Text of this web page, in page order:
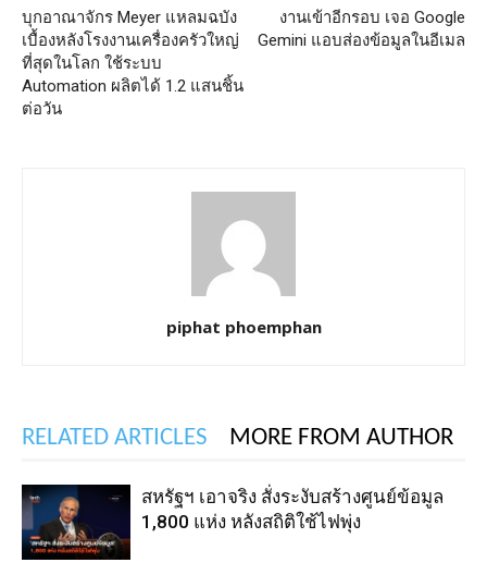
บุกอาณาจักร Meyer แหลมฉบัง
เบื้องหลังโรงงานเครื่องครัวใหญ่
ที่สุดในโลก ใช้ระบบ
Automation ผลิตได้ 1.2 แสนชิ้น
ต่อวัน
งานเข้าอีกรอบ เจอ Google
Gemini แอบส่องข้อมูลในอีเมล
piphat phoemphan
RELATED ARTICLES MORE FROM AUTHOR
สหรัฐฯ เอาจริง สั่งระงับสร้างศูนย์ข้อมูล
1,800 แห่ง หลังสถิติใช้ไฟพุ่ง